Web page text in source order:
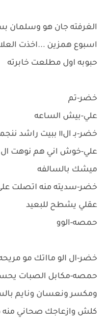
الغرفته جان هو
اسبوع همزين ...اخذت
حبوبه اول مطلعت خابرته
خضر-تم
علي-بيش الساعه
خضر-بـ ال١١ ببيت راشد ننجمع نكعد لل١٢وراهه نطلع
علي-خوش اني هم نوهت ال
ميشك بالسالفه
خضر-سديته منه اتصلت
عقلي يشطح للبعيد
حمصه-الوو
خضر-ال الو مااتك مو
حمصه-مكابل الصبات
ومكسر ونعسان ونايم
كلش وازعاجك صحاني منه